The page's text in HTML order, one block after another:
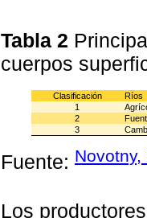
Tabla 2
cuerpos
Clasificación
Ríos
1
2
3
Fuente: Novotny,
Los